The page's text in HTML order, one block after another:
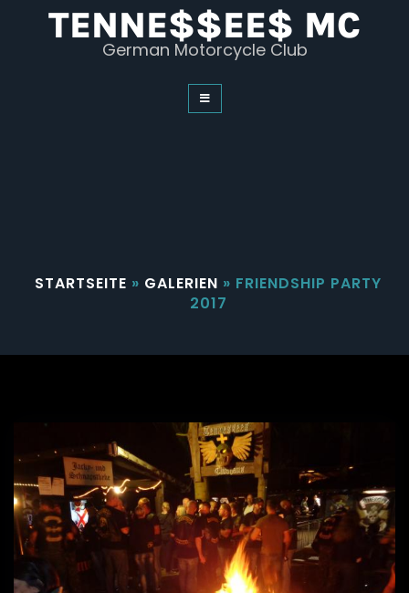
TENNE$$EE$ MC
German Motorcycle Club
STARTSEITE » GALERIEN » FRIENDSHIP PARTY
2017